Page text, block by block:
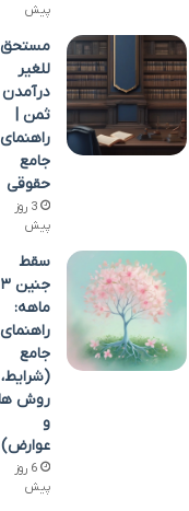
پیش
مستحق
للغیر
درآمدن
ثمن |
راهنمای
جامع
حقوقی
3 روز
پیش
سقط
جنین ۳
ماهه:
راهنمای
جامع
(شرایط،
روش
و
عوارض)
6 روز
پیش